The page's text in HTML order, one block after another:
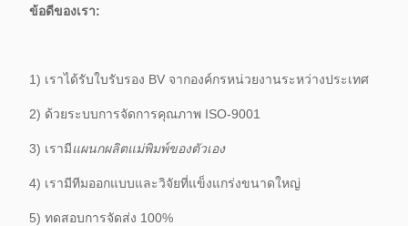
ข้อดีของเรา:
1) เราได้รับใบรับรอง BV จากองค์กรหน่วยงานระหว่างประเทศ
2) ด้วยระบบการจัดการคุณภาพ ISO-9001
3) เรามีแผนกผลิตแม่พิมพ์ของตัวเอง
4) เรามีทีมออกแบบและวิจัยที่แข็งแกร่งขนาดใหญ่
5) ทดสอบการจัดส่ง 100%